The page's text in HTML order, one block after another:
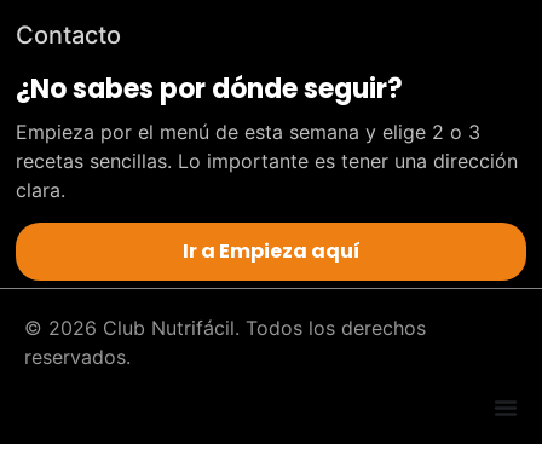
Contacto
¿No sabes por dónde seguir?
Empieza por el menú de esta semana y elige 2 o 3
recetas sencillas. Lo importante es tener una dirección
clara.
Ir a Empieza aquí
© 2026 Club Nutrifácil. Todos los derechos
reservados.